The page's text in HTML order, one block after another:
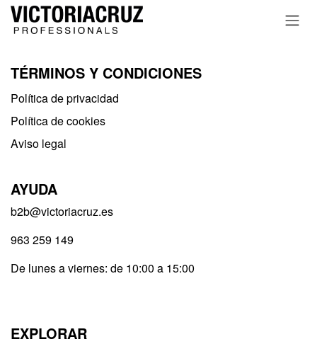
Ir al contenido
TÉRMINOS Y CONDICIONES
Política de privacidad​
Política de cookies
Aviso legal
AYUDA
b2b@victoriacruz.es
963 259 149
De lunes a viernes: de 10:00 a 15:00
EXPLORAR